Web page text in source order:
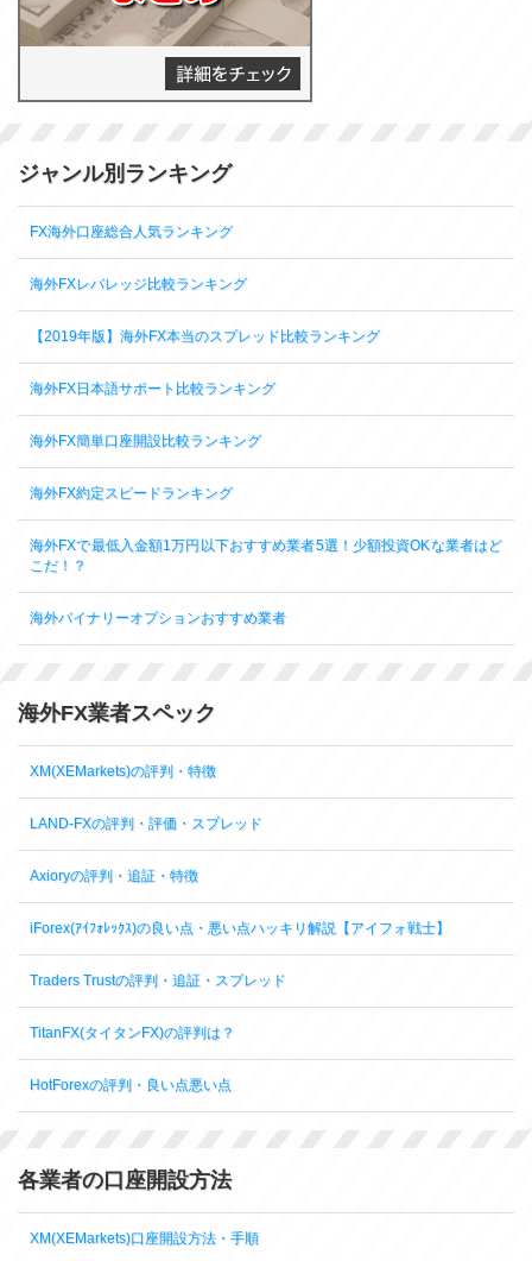
ジャンル別ランキング
FX海外口座総合人気ランキング
海外FXレバレッジ比較ランキング
【2019年版】海外FX本当のスプレッド比較ランキング
海外FX日本語サポート比較ランキング
海外FX簡単口座開設比較ランキング
海外FX約定スピードランキング
海外FXで最低入金額1万円以下おすすめ業者5選！少額投資OKな業者はど
こだ！？
海外バイナリーオプションおすすめ業者
海外FX業者スペック
XM(XEMarkets)の評判・特徴
LAND-FXの評判・評価・スプレッド
Axioryの評判・追証・特徴
iForex(ｱｲﾌｫﾚｯｸｽ)の良い点・悪い点ハッキリ解説【アイフォ戦士】
Traders Trustの評判・追証・スプレッド
TitanFX(タイタンFX)の評判は？
HotForexの評判・良い点悪い点
各業者の口座開設方法
XM(XEMarkets)口座開設方法・手順